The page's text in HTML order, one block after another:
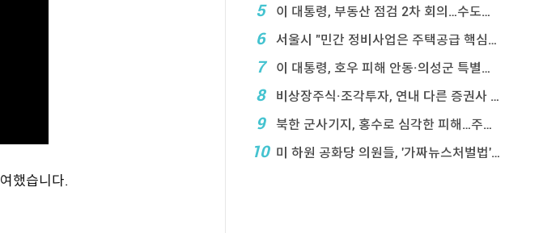
했습니다.
5 이 대통령, 부동산 점검 2차 회의…수도권 공급대책 ...
6 서울시 "민간 정비사업은 주택공급 핵심&q ...
7 이 대통령, 호우 피해 안동·의성군 특별재난지역 선포
8 비상장주식·조각투자, 연내 다른 증권사 계좌 거래 ...
9 북한 군사기지, 홍수로 심각한 피해…주택 수백채 파괴
10 미 하원 공화당 의원들, '가짜뉴스처벌법' 항의 서한